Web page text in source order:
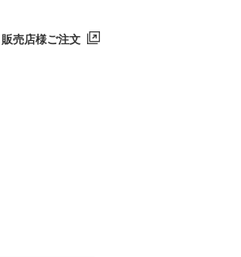
販売店様ご注文